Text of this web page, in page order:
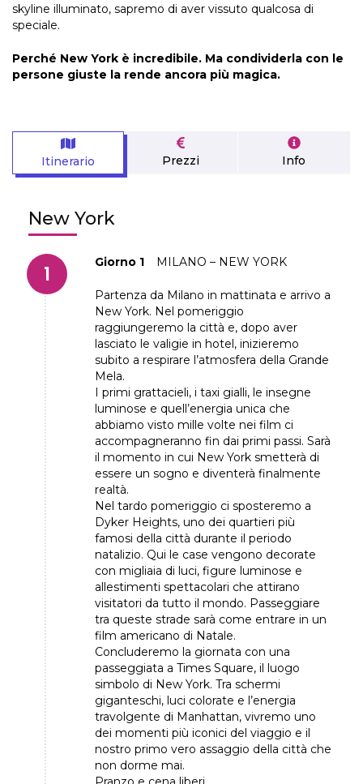
skyline illuminato, sapremo di aver vissuto qualcosa di
speciale.
Perché New York è incredibile. Ma condividerla con le
persone giuste la rende ancora più magica.
Itinerario Prezzi Info
New York
Giorno 1 MILANO – NEW YORK
Partenza da Milano in mattinata e arrivo a
New York. Nel pomeriggio
raggiungeremo la città e, dopo aver
lasciato le valigie in hotel, inizieremo
subito a respirare l’atmosfera della Grande
Mela.
I primi grattacieli, i taxi gialli, le insegne
luminose e quell’energia unica che
abbiamo visto mille volte nei film ci
accompagneranno fin dai primi passi. Sarà
il momento in cui New York smetterà di
essere un sogno e diventerà finalmente
realtà.
Nel tardo pomeriggio ci sposteremo a
Dyker Heights, uno dei quartieri più
famosi della città durante il periodo
natalizio. Qui le case vengono decorate
con migliaia di luci, figure luminose e
allestimenti spettacolari che attirano
visitatori da tutto il mondo. Passeggiare
tra queste strade sarà come entrare in un
film americano di Natale.
Concluderemo la giornata con una
passeggiata a Times Square, il luogo
simbolo di New York. Tra schermi
giganteschi, luci colorate e l’energia
travolgente di Manhattan, vivremo uno
dei momenti più iconici del viaggio e il
nostro primo vero assaggio della città che
non dorme mai.